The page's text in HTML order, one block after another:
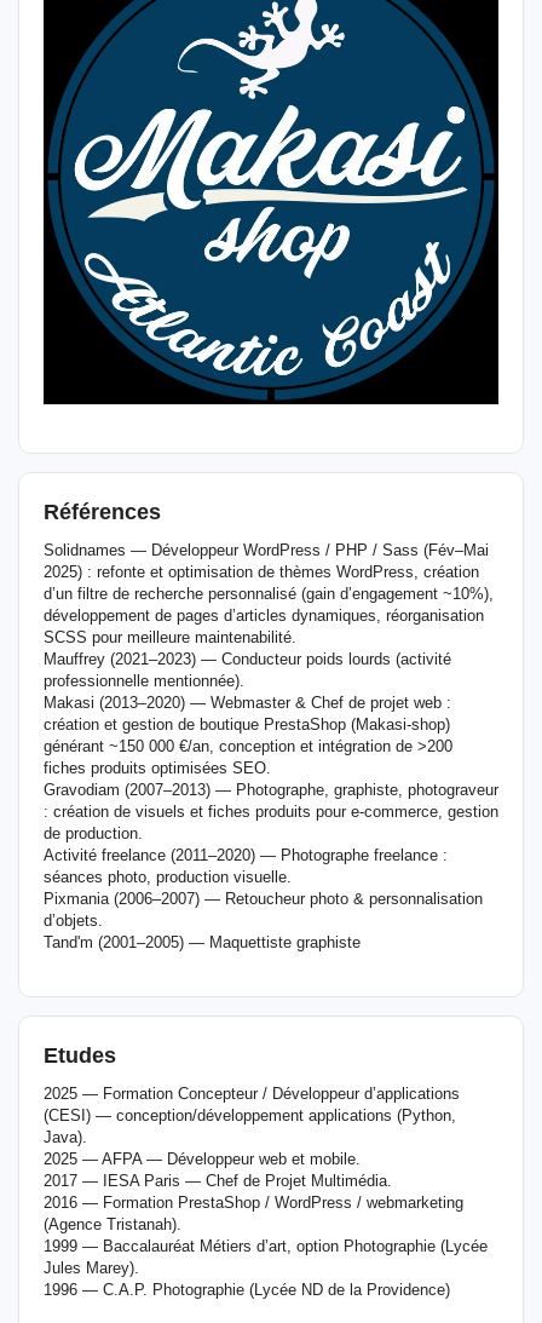
Références
Solidnames — Développeur WordPress / PHP / Sass (Fév–Mai
2025) : refonte et optimisation de thèmes WordPress, création
d’un filtre de recherche personnalisé (gain d’engagement ~10%),
développement de pages d’articles dynamiques, réorganisation
SCSS pour meilleure maintenabilité.
Mauffrey (2021–2023) — Conducteur poids lourds (activité
professionnelle mentionnée).
Makasi (2013–2020) — Webmaster & Chef de projet web :
création et gestion de boutique PrestaShop (Makasi-shop)
générant ~150 000 €/an, conception et intégration de >200
fiches produits optimisées SEO.
Gravodiam (2007–2013) — Photographe, graphiste, photograveur
: création de visuels et fiches produits pour e‑commerce, gestion
de production.
Activité freelance (2011–2020) — Photographe freelance :
séances photo, production visuelle.
Pixmania (2006–2007) — Retoucheur photo & personnalisation
d’objets.
Tand'm (2001–2005) — Maquettiste graphiste
Etudes
2025 — Formation Concepteur / Développeur d’applications
(CESI) — conception/développement applications (Python,
Java).
2025 — AFPA — Développeur web et mobile.
2017 — IESA Paris — Chef de Projet Multimédia.
2016 — Formation PrestaShop / WordPress / webmarketing
(Agence Tristanah).
1999 — Baccalauréat Métiers d’art, option Photographie (Lycée
Jules Marey).
1996 — C.A.P. Photographie (Lycée ND de la Providence)